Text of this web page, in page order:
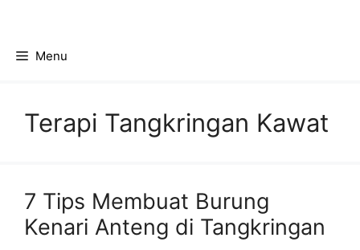
contentMenu
Terapi Tangkringan Kawat
7 Tips Membuat Burung
Kenari Anteng di Tangkringan